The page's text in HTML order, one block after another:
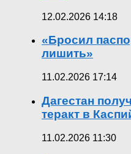
12.02.2026 14:18
«Бросил
лишить»
11.02.2026 17:14
Дагестан
теракт в
11.02.2026 11:30